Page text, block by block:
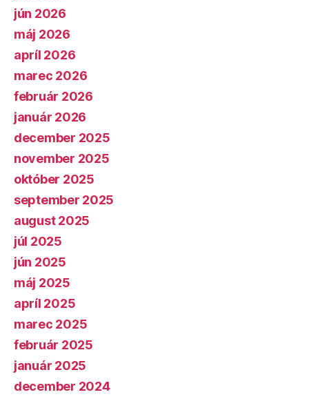
jún 2026
máj 2026
apríl 2026
marec 2026
február 2026
január 2026
december 2025
november 2025
október 2025
september 2025
august 2025
júl 2025
jún 2025
máj 2025
apríl 2025
marec 2025
február 2025
január 2025
december 2024